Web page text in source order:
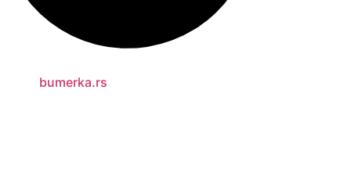
bumerka.rs